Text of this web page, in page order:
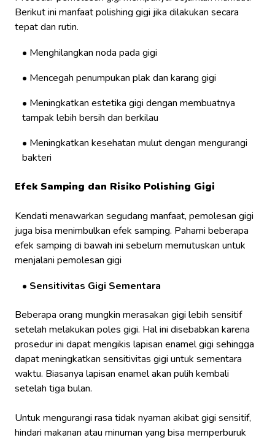
Berikut ini manfaat polishing gigi jika dilakukan secara
tepat dan rutin.
Menghilangkan noda pada gigi
Mencegah penumpukan plak dan karang gigi
Meningkatkan estetika gigi dengan membuatnya
tampak lebih bersih dan berkilau
Meningkatkan kesehatan mulut dengan mengurangi
bakteri
Efek Samping dan Risiko Polishing Gigi
Kendati menawarkan segudang manfaat, pemolesan gigi
juga bisa menimbulkan efek samping. Pahami beberapa
efek samping di bawah ini sebelum memutuskan untuk
menjalani pemolesan gigi
Sensitivitas Gigi Sementara
Beberapa orang mungkin merasakan gigi lebih sensitif
setelah melakukan poles gigi. Hal ini disebabkan karena
prosedur ini dapat mengikis lapisan enamel gigi sehingga
dapat meningkatkan sensitivitas gigi untuk sementara
waktu. Biasanya lapisan enamel akan pulih kembali
setelah tiga bulan.
Untuk mengurangi rasa tidak nyaman akibat gigi sensitif,
hindari makanan atau minuman yang bisa memperburuk